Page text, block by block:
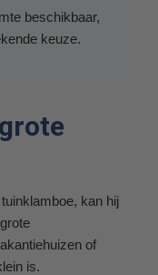
beschikbaar,
keuze.
kan hij
of
is.